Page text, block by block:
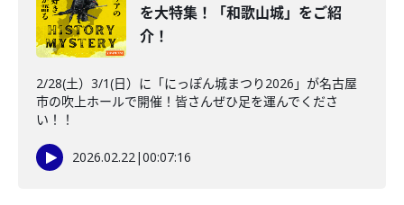
を大特集！「和歌山城」をご紹
介！
2/28(土）3/1(日）に「にっぽん城まつり2026」が名古屋
市の吹上ホールで開催！皆さんぜひ足を運んでくださ
い！！
2026.02.22|00:07:16